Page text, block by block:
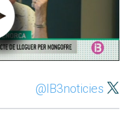
@IB3noticies